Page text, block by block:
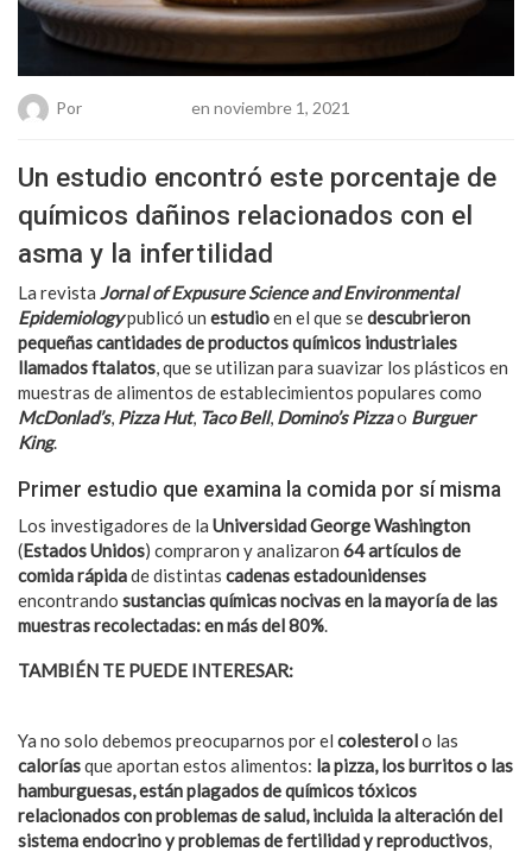
Por en noviembre 1, 2021
Un estudio encontró este porcentaje de
químicos dañinos relacionados con el
asma y la infertilidad
La revista Jornal of Expusure Science and Environmental
Epidemiologypublicó un estudioen el que sedescubrieron
pequeñas cantidades de productos químicos industriales
llamados ftalatos, que se utilizan para suavizar los plásticos en
muestras de alimentos de establecimientos populares como
McDonlad’s, Pizza Hut, Taco Bell, Domino’s Pizzao Burguer
King.
Primer estudio que examina la comida por sí misma
Los investigadores de la Universidad George Washington
(Estados Unidos) compraron y analizaron 64 artículos de
comida rápidade distintas cadenas estadounidenses
encontrando sustancias químicas nocivas en la mayoría de las
muestras recolectadas: en más del 80%.
TAMBIÉN TE PUEDE INTERESAR:
Ya no solo debemos preocuparnos por el colesterolo las
caloríasque aportan estos alimentos: la pizza, los burritos o las
hamburguesas, están plagados de químicos tóxicos
relacionados con problemas de salud, incluida la alteración del
sistema endocrino y problemas de fertilidad y reproductivos,